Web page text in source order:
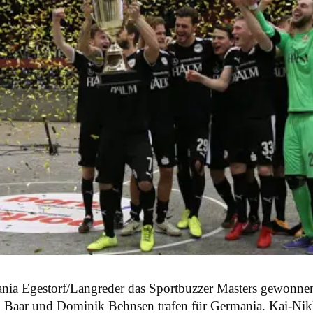
Egestorf/Langreder das Sportbuzzer Masters
und Dominik Behnsen trafen für Germania. Kai-